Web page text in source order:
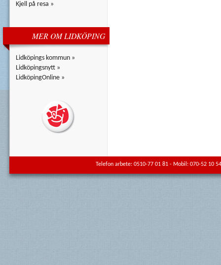
Kjell på resa »
MER OM LIDKÖPING
Lidköpings kommun »
Lidköpingsnytt »
LidköpingOnline »
Telefon arbete: 0510-77 01 81 - Mobil: 070-52 10